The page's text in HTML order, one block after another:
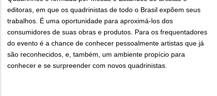
editoras, em que os quadrinistas de todo o Brasil expõem seus
trabalhos. É uma oportunidade para aproximá-los dos
consumidores de suas obras e produtos. Para os frequentadores
do evento é a chance de conhecer pessoalmente artistas que já
são reconhecidos, e, também, um ambiente propício para
conhecer e se surpreender com novos quadrinistas.